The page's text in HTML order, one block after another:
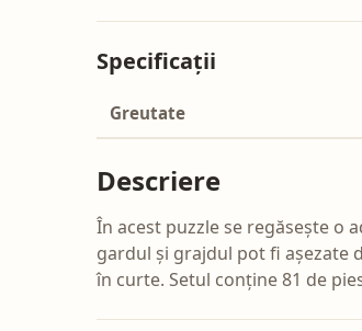
Specificații
Greutate
Descriere
În acest puzzle se regăsește o
gardul și grajdul pot fi așezate
în curte. Setul conține 81 de